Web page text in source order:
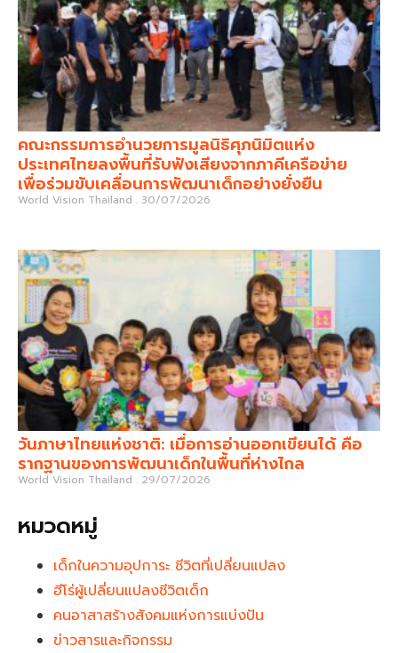
คณะกรรมการอำนวยการมูลนิธิศุภนิมิตแห่ง
ประเทศไทยลงพื้นที่รับฟังเสียงจากภาคีเครือข่าย
เพื่อร่วมขับเคลื่อนการพัฒนาเด็กอย่างยั่งยืน
World Vision Thailand 30/07/2026
วันภาษาไทยแห่งชาติ: เมื่อการอ่านออกเขียนได้ คือ
รากฐานของการพัฒนาเด็กในพื้นที่ห่างไกล
World Vision Thailand 29/07/2026
หมวดหมู่
เด็กในความอุปการะ ชีวิตที่เปลี่ยนแปลง
ฮีโร่ผู้เปลี่ยนแปลงชีวิตเด็ก
คนอาสาสร้างสังคมแห่งการแบ่งปัน
ข่าวสารและกิจกรรม